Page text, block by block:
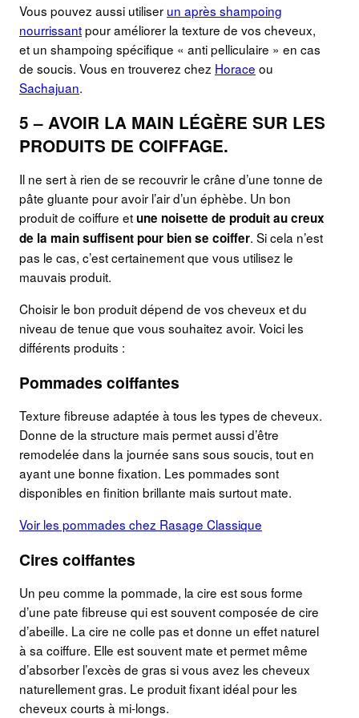
Vous pouvez aussi utiliser un après shampoing
nourrissantpour améliorer la texture de vos cheveux,
et un shampoing spécifique « anti pelliculaire » en cas
de soucis. Vous en trouverez chez Horace ou
Sachajuan.
5 – AVOIR LA MAIN LÉGÈRE SUR LES
PRODUITS DE COIFFAGE.
Il ne sert à rien de se recouvrir le crâne d’une tonne de
pâte gluante pour avoir l’air d’un éphèbe. Un bon
produit de coiffure etune noisette de produit au creux
de la main suffisent pour bien se coiffer. Si cela n’est
pas le cas, c’est certainement que vous utilisez le
mauvais produit.
Choisir le bon produit dépend de vos cheveux et du
niveau de tenue que vous souhaitez avoir. Voici les
différents produits :
Pommades coiffantes
Texture fibreuse adaptée à tous les types de cheveux.
Donne de la structure mais permet aussi d’être
remodelée dans la journée sans sous soucis, tout en
ayant une bonne fixation. Les pommades sont
disponibles en finition brillante mais surtout mate.
Voir les pommades chez Rasage Classique
Cires coiffantes
Un peu comme la pommade, la cire est sous forme
d’une pate fibreuse qui est souvent composée de cire
d’abeille. La cire ne colle pas et donne un effet naturel
à sa coiffure. Elle est souvent mate et permet même
d’absorber l’excès de gras si vous avez les cheveux
naturellement gras. Le produit fixant idéal pour les
cheveux courts à mi-longs.